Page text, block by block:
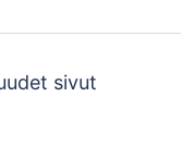
sivut